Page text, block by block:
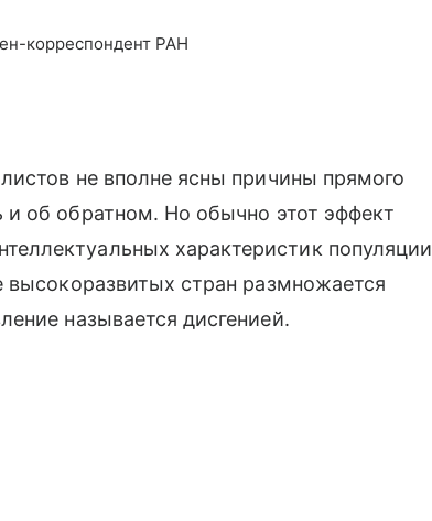
корреспондент РАН
не вполне ясны причины прямого
и об обратном. Но обычно этот эффект
характеристик популяции
высокоразвитых стран размножается
называется дисгенией.